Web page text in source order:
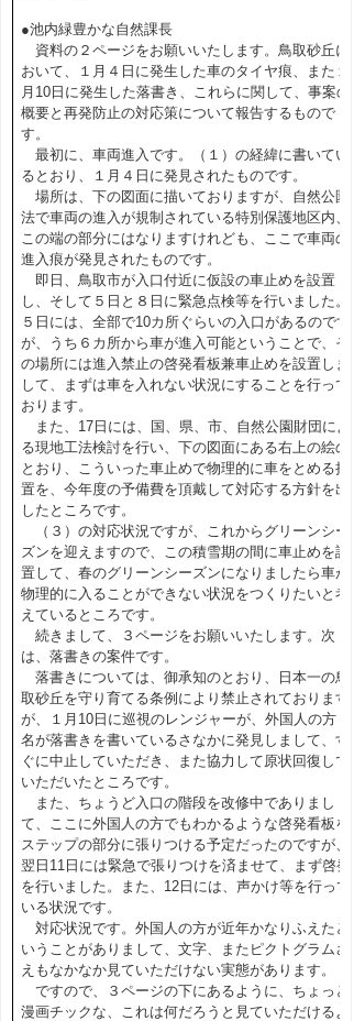
●池内緑豊かな自然課長
資料の２ページをお願いいたします。鳥取砂丘に
おいて、１月４日に発生した車のタイヤ痕、また１
月10日に発生した落書き、これらに関して、事案の
概要と再発防止の対応策について報告するもので
す。
最初に、車両進入です。（１）の経緯に書いてい
るとおり、１月４日に発見されたものです。
場所は、下の図面に描いておりますが、自然公園
法で車両の進入が規制されている特別保護地区内、
この端の部分にはなりますけれども、ここで車両の
進入痕が発見されたものです。
即日、鳥取市が入口付近に仮設の車止めを設置
し、そして５日と８日に緊急点検等を行いました。
５日には、全部で10カ所ぐらいの入口があるのです
が、うち６カ所から車が進入可能ということで、そ
の場所には進入禁止の啓発看板兼車止めを設置しま
して、まずは車を入れない状況にすることを行って
おります。
また、17日には、国、県、市、自然公園財団によ
る現地工法検討を行い、下の図面にある右上の絵の
とおり、こういった車止めで物理的に車をとめる措
置を、今年度の予備費を頂戴して対応する方針を出
したところです。
（３）の対応状況ですが、これからグリーンシー
ズンを迎えますので、この積雪期の間に車止めを設
置して、春のグリーンシーズンになりましたら車が
物理的に入ることができない状況をつくりたいと考
えているところです。
続きまして、３ページをお願いいたします。次
は、落書きの案件です。
落書きについては、御承知のとおり、日本一の鳥
取砂丘を守り育てる条例により禁止されております
が、１月10日に巡視のレンジャーが、外国人の方２
名が落書きを書いているさなかに発見しまして、す
ぐに中止していただき、また協力して原状回復して
いただいたところです。
また、ちょうど入口の階段を改修中でありまし
て、ここに外国人の方でもわかるような啓発看板を
ステップの部分に張りつける予定だったのですが、
翌日11日には緊急で張りつけを済ませて、まず啓発
を行いました。また、12日には、声かけ等を行って
いる状況です。
対応状況です。外国人の方が近年かなりふえたと
いうことがありまして、文字、またピクトグラムさ
えもなかなか見ていただけない実態があります。
ですので、３ページの下にあるように、ちょっと
漫画チックな、これは何だろうと見ていただけるよ